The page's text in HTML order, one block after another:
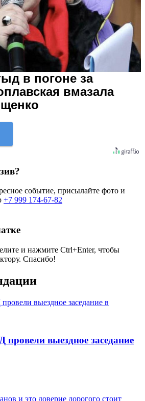
в погоне за
вмазала
событие, присылайте фото и
+7 999 174-67-82
и нажмите Ctrl+Enter, чтобы
Спасибо!
провели выездное заседание